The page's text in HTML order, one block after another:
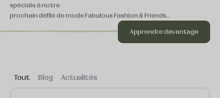
spéciale à notre
prochain défilé de mode Fabulous Fashion & Friends…
Apprendre davantage
Blog Actualités
Tout